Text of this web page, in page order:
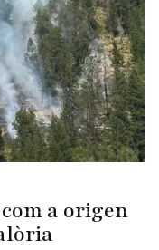
a origen